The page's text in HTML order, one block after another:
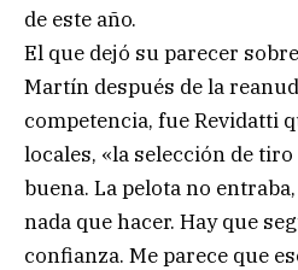
de este año.
El que dejó su parecer
Martín después de la
competencia, fue Revidatti
locales, «la selección de
buena. La pelota no
nada que hacer. Hay que
confianza. Me parece que